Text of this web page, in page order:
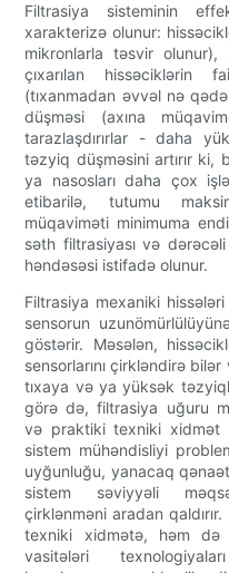
Filtrasiya sisteminin
xarakterizə olunur:
mikronlarla təsvir
çıxarılan hissəciklərin
(tıxanmadan əvvəl nə
düşməsi (axına
tarazlaşdırırlar - daha
təzyiq düşməsini artırır ki,
ya nasosları daha çox
etibarilə, tutumu
müqaviməti minimuma
səth filtrasiyası və
həndəsəsi istifadə olunur.
Filtrasiya mexaniki
sensorun
göstərir. Məsələn,
sensorlarını çirkləndirə
tıxaya və ya yüksək
görə də, filtrasiya uğuru
və praktiki texniki xidmət
sistem mühəndisliyi
uyğunluğu, yanacaq
sistem səviyyəli
çirklənməni aradan
texniki xidmətə, həm də
vasitələri